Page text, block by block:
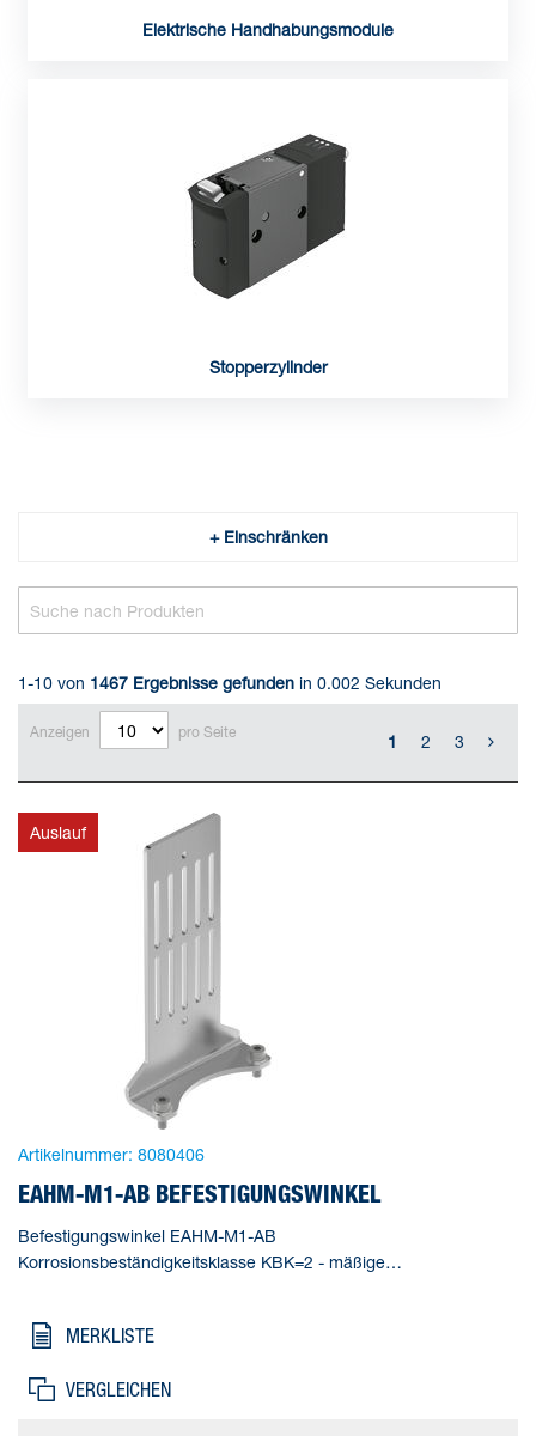
Elektrische Handhabungsmodule
Stopperzylinder
+ Einschränken
1-10 von 1467 Ergebnisse gefunden in 0.002 Sekunden
Anzeigen pro Seite 1 2 3
Auslauf
Artikelnummer: 8080406
EAHM-M1-AB BEFESTIGUNGSWINKEL
Befestigungswinkel EAHM-M1-AB
Korrosionsbeständigkeitsklasse KBK=2 - mäßige
Befestigungswinkel=hochlegierter Stahl rostfrei
MERKLISTE
VERGLEICHEN